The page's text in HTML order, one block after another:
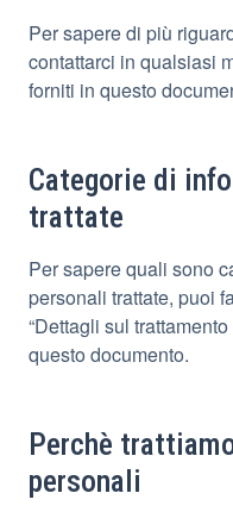
Per sapere di più
contattarci in qualsiasi
forniti in questo
Categorie di
trattate
Per sapere quali sono
personali trattate, puoi
“Dettagli sul
questo documento.
Perchè
personali